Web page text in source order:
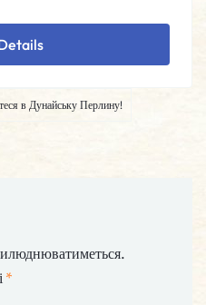
в Дунайську Перлину!
*